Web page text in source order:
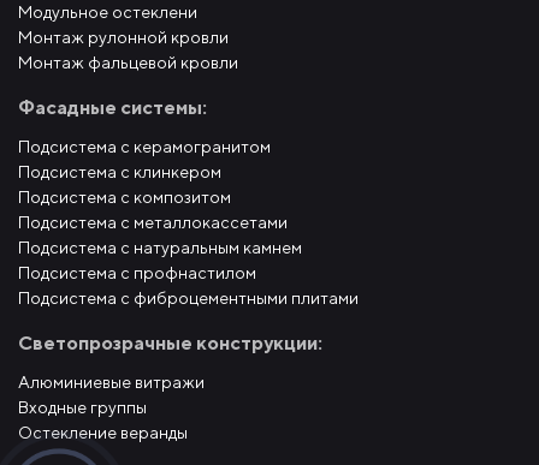
Модульное остеклени
Монтаж рулонной кровли
Монтаж фальцевой кровли
Фасадные системы:
Подсистема с керамогранитом
Подсистема с клинкером
Подсистема с композитом
Подсистема с металлокассетами
Подсистема с натуральным камнем
Подсистема с профнастилом
Подсистема с фиброцементными плитами
Светопрозрачные конструкции:
Алюминиевые витражи
Входные группы
Остекление веранды